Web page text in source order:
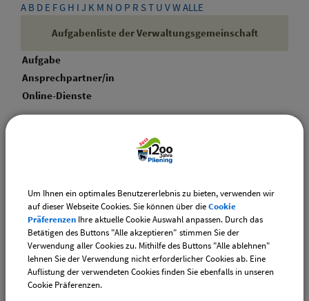
Gemeinde Pliening
A B D E FG H I J K M N O P R ST U VWALLE
Aufgabenliste der Verwaltungsgemeinschaft
Aufgabe
Ansprechpartner/in
Online-Dienste
Anzahl der gelisteten Aufgaben: 0 von möglichen 145
Drucken
Um Ihnen ein optimales Benutzererlebnis zu bieten, verwenden wir
auf dieser Webseite Cookies. Sie können über dieCookie
Präferenzen Ihre aktuelle Cookie Auswahl anpassen. Durch das
Betätigen des Buttons "Alle akzeptieren" stimmen Sie der
Verwendung aller Cookies zu. Mithilfe des Buttons "Alle ablehnen"
lehnen Sie der Verwendung nicht erforderlicher Cookies ab. Eine
Auflistung der verwendeten Cookies finden Sie ebenfalls in unseren
Cookie Präferenzen.